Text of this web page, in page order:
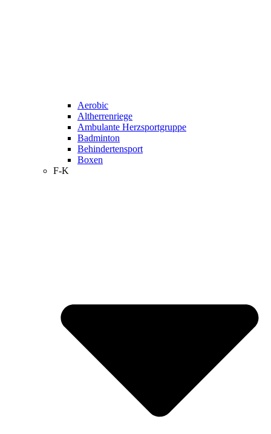
Aerobic
Altherrenriege
Ambulante Herzsportgruppe
Badminton
Behindertensport
Boxen
F-K